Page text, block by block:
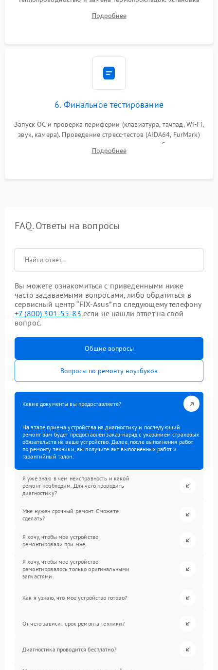
шлейфов, модулей памяти и накопителей. Предварительная
Подробнее
6. Финальное тестирование
Запуск ОС и проверка периферии (клавиатура, тачпад, Wi-Fi,
звук, камера). Проведение стресс-тестов (AIDA64, FurMark)
для контроля температурного режима и стабильности
системы под пиковой нагрузкой.
Подробнее
FAQ. Ответы на вопросы
Вы можете ознакомиться с приведенными ниже
часто задаваемыми вопросами, либо обратиться в
сервисный центр “FIX-Asus” по следующему телефону
+7 (800) 301-55-83 если не нашли ответ на свой
вопрос.
Общие вопросы
Вопросы по ремонту ноутбуков
Какие документы вы предоставляете?
На этапе приема устройства на диагностику и последующий
ремонт вам будет предоставлен заказ-наряд с указанием страховых
обязательств на ваше устройство. Далее, после выполнения работ
по ремонту техники, вы получите акт выполненных работ и
гарантийный талон.
Я уже знаю в чем неисправность и какой
ремонт необходим. Для чего проводить
диагностику?
Мне нужен срочный ремонт. Сможете
сделать?
Я хочу, чтобы мое устройство
ремонтировали при мне.
Я хочу, чтобы мое устройство
ремонтировалось только оригинальными
запчастями.
Как я узнаю, что мое устройство готово?
От чего зависит срок ремонта техники?
Диагностика проводится бесплатно?